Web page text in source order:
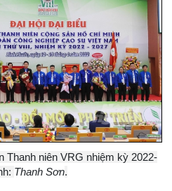
Thanh niên VRG nhiệm kỳ 2022-
Thanh Sơn.